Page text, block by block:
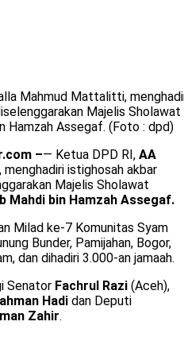
Mahmud Mattalitti,
Majelis Sholawat
Hamzah Assegaf. (Foto : dpd)
–— Ketua DPD RI, AA
, menghadiri istighosah akbar
Majelis Sholawat
Mahdi bin Hamzah Assegaf.
Milad ke-7 Komunitas Syam
Bunder, Pamijahan, Bogor,
dan dihadiri 3.000-an jamaah.
Senator Fachrul Razi (Aceh),
Hadi dan Deputi
Zahir.